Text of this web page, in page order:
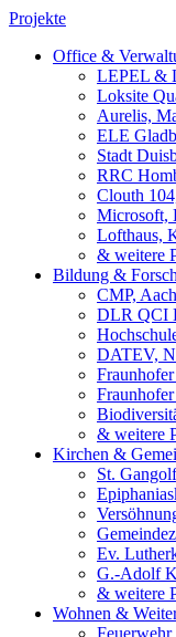
Projekte
Office &
LEPEL &
Loksite
Aurelis,
ELE
Stadt
RRC
Clouth
Microsoft,
Lofthaus,
& weitere
Bildung &
CMP,
DLR QCI
DATEV,
& weitere
Kirchen &
St.
Ev.
G.-Adolf
& weitere
Wohnen &